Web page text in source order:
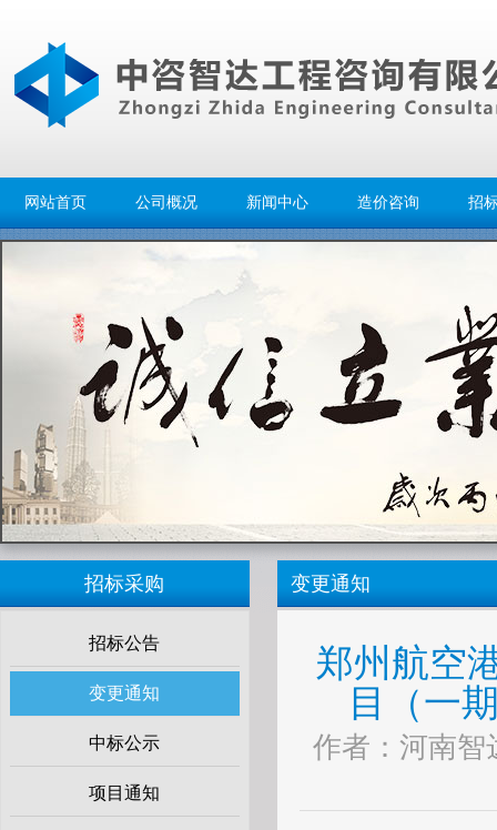
网站首页 公司概况 新闻中心 造价咨询 招
招标采购
招标公告
变更通知
中标公示
项目通知
变更通知
郑州航空
目（一
作者：河南